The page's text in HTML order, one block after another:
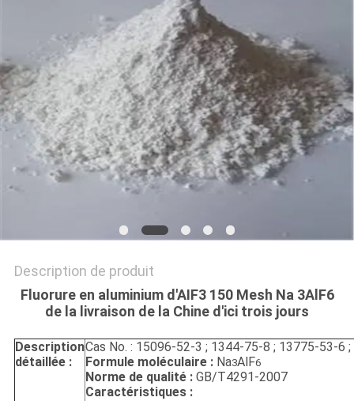
LES
AFFAIRES
DEMANDEZ
UN DEVIS
DU
SITE
POLITIQUE
DE
CONFIDENTIALITÉ
Description de produit
Fluorure en aluminium d'AIF3 150 Mesh Na 3AlF6
de la livraison de la Chine d'ici trois jours
Description
détaillée :
Cas No. : 15096-52-3 ; 1344-75-8 ; 13775-53-6
Formule moléculaire : Na3AlF6
Norme de qualité :GB/T4291-2007
Caractéristiques :